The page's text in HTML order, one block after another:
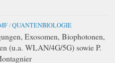
/QUANTENBIOLOGIE
Exosomen, Biophotonen,
(u.a. WLAN/4G/5G) sowie P.